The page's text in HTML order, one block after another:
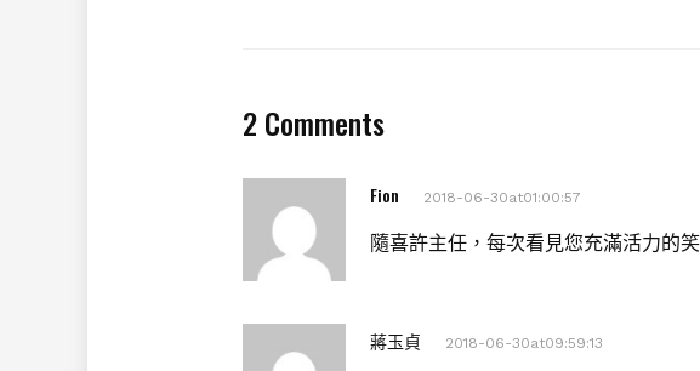
2 Comments
Fion 2018-06-30at01:00:57
隨喜許主任，每次看見您充滿活力的
蔣玉貞 2018-06-30at09:59:13